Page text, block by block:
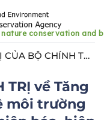
CỦA BỘ CHÍNH TRỊ
hóa đất nước
TRỊ về Tăng
môi trường